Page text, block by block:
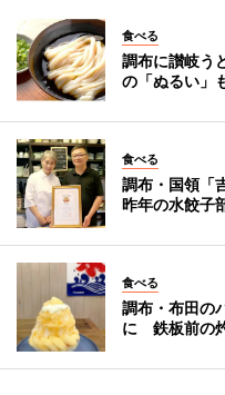
食べる
調布に讃岐う
の「ぬるい」
食べる
調布・国領「
昨年の水餃子
食べる
調布・布田の
に 鉄板前の